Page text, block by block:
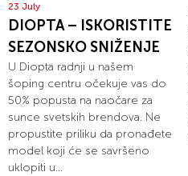
23 July
DIOPTA – ISKORISTITE
SEZONSKO SNIŽENJE
U Diopta radnji u našem
šoping centru očekuje vas do
50% popusta na naočare za
sunce svetskih brendova. Ne
propustite priliku da pronađete
model koji će se savršeno
uklopiti u...